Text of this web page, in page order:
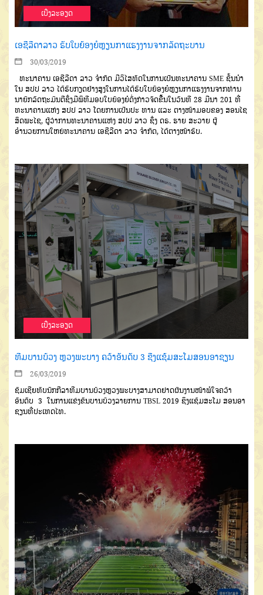
ເບີ່ງລະອຽດ
ເອຊີລີດາລາວ ຮັບໃບຍ້ອງຍໍຫຼຽນກາແຮງງານຈາກລັດຖະບານ
30/03/2019
ທະນາຄານ ​ເອຊີ​ລີດາ ລາວ ຈຳກັດ ມີ​ວິ​ໄສ​ທັດ​ໃນ​ການ​ເປັນ​ທະນາຄານ SME ຊັ້ນ​ນຳ ​
ໃນ ສປປ ລາວ ​ໄດ້​ຮັບ​ກຽດຢ່າງ​ສູງ​ໃນ​ການ​ໄດ້​ຮັບໃບ​ຍ້ອງຍໍ​ຫຼຽນກາ​ແຮງ​ງານ​ຈາກທ່ານ
ນາ​ຍົກ​ລັດຖະມົນຕີຊຶ່ງມີພິທີ​ມອບ​ໃບ​ຍ້ອງຍໍ​ດັ່ງກ່າວຈັດຂື້ນໃນ​ວັນ​ທີ 28 ມີນາ 201 ທີ່​
ທະນາຄານ​ແຫ່ງ ສປປ ລາວ ​ໂດຍ​ການ​​ເປັນ​ປະ ທານ​ ແລະ ຕາງໜ້າມອບຂອງ ສອນ​ໄຊ
ສິດ​ພະ​ໄຊ, ຜູ້​ວ່າການ​ທະນາຄານ​ແຫ່ງ ສປປ ລາວ ​​​ຊຶ່ງ ດຣ. ຮາ​ຍ ສະ​ວາຍ ຜູ້
ອຳນວຍການ​ໃຫຍ່​ທະນາຄານ ​ເອຊີ​ລີ​ດາ ລາວ ຈຳກັດ, ໄດ້ຕາງໜ້າຮັບ.
ເບີ່ງລະອຽດ
ທີມບານບ້ວງ ຫຼວງພະບາງ ຄວ້າອັນດັບ 3 ຊີງແຊ້ມສະໂມສອນອາຊຽນ
26/03/2019
ຊົມເຊີຍທັບນັກກີລາທີມບານບ້ວງຫຼວງພະບາງສາມາດຢາດຜົນງານໜ້າພໍໃຈຄວ້າ
ອັນດັບ 3 ໃນການແຂ່ງຂັນບານບ້ວງລາຍການ TBSL 2019 ຊິງແຊ້ມສະໂມ ສອນອາ
ຊຽນທີ່ປະເທດໄທ.